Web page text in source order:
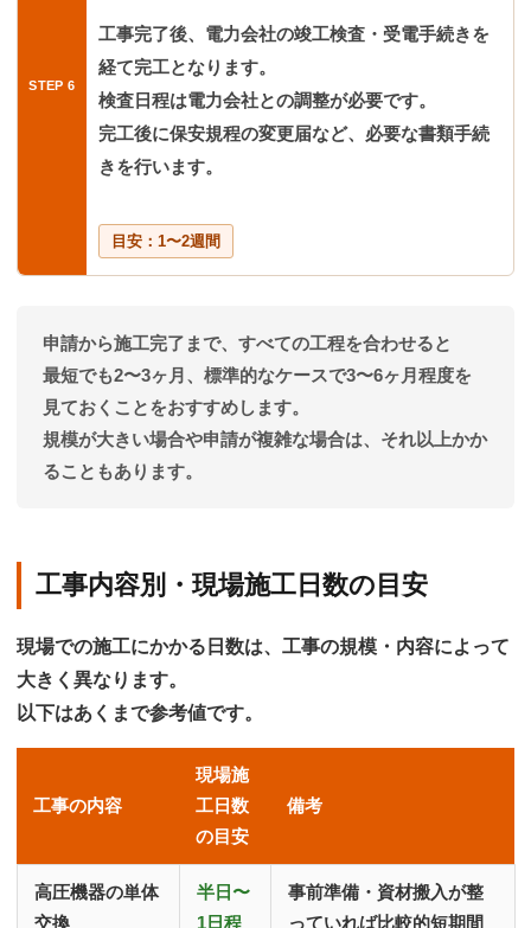
工事完了後、電力会社の竣工検査・受電手続きを
経て完工となります。
検査日程は電力会社との調整が必要です。
完工後に保安規程の変更届など、必要な書類手続
きを行います。
目安：1〜2週間
申請から施工完了まで、すべての工程を合わせると
最短でも2〜3ヶ月、標準的なケースで3〜6ヶ月程度を
見ておくことをおすすめします。
規模が大きい場合や申請が複雑な場合は、それ以上かか
ることもあります。
工事内容別・現場施工日数の目安
現場での施工にかかる日数は、工事の規模・内容によって
大きく異なります。
以下はあくまで参考値です。
工事の内容
現場施
工日数
の目安
備考
高圧機器の単体
交換
半日〜
1日程
事前準備・資材搬入が整
っていれば比較的短期間